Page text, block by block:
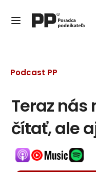
Podcast PP
Teraz nás
čítať, ale